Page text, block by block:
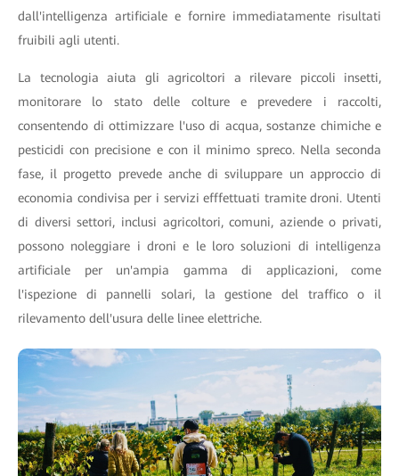
dall'intelligenza artificiale e fornire immediatamente risultati
fruibili agli utenti.
La tecnologia aiuta gli agricoltori a rilevare piccoli insetti,
monitorare lo stato delle colture e prevedere i raccolti,
consentendo di ottimizzare l'uso di acqua, sostanze chimiche e
pesticidi con precisione e con il minimo spreco. Nella seconda
fase, il progetto prevede anche di sviluppare un approccio di
economia condivisa per i servizi efffettuati tramite droni. Utenti
di diversi settori, inclusi agricoltori, comuni, aziende o privati,
possono noleggiare i droni e le loro soluzioni di intelligenza
artificiale per un'ampia gamma di applicazioni, come
l'ispezione di pannelli solari, la gestione del traffico o il
rilevamento dell'usura delle linee elettriche.